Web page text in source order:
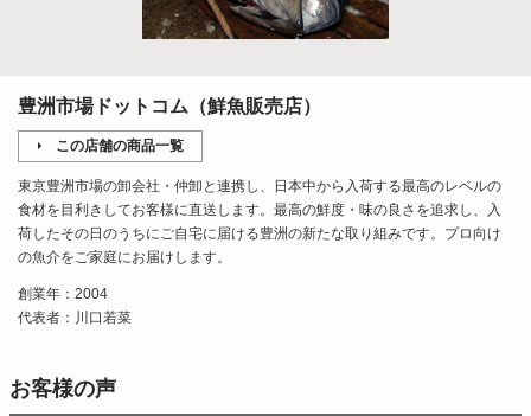
豊洲市場ドットコム（鮮魚販売店）
この店舗の商品一覧
東京豊洲市場の卸会社・仲卸と連携し、日本中から入荷する最高のレベルの
食材を目利きしてお客様に直送します。最高の鮮度・味の良さを追求し、入
荷したその日のうちにご自宅に届ける豊洲の新たな取り組みです。プロ向け
の魚介をご家庭にお届けします。
創業年：2004
代表者：川口若菜
お客様の声